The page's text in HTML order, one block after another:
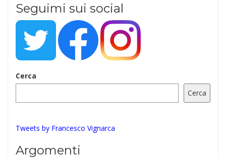
Seguimi sui social
Cerca
Cerca
Tweets by Francesco Vignarca
Argomenti